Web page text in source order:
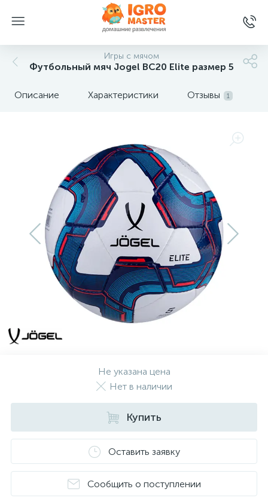
Игры с мячом
Футбольный мяч Jogel BC20 Elite размер 5
Описание Характеристики Отзывы 1
Не указана цена
Нет в наличии
Купить
Оставить заявку
Сообщить о поступлении